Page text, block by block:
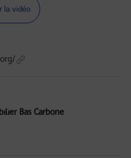
la vidéo
Bas Carbone